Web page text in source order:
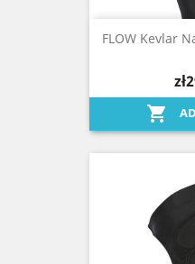
FLOW Kevlar
